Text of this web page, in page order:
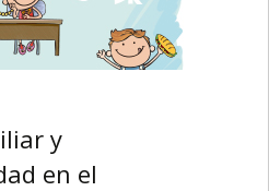
y
en el